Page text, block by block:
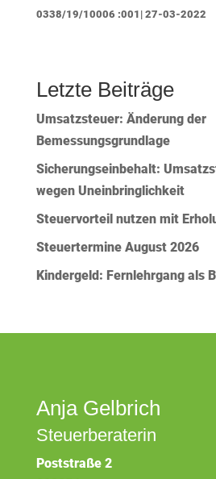
0338/19/10006 :001| 27-03-2022
Letzte Beiträge
Umsatzsteuer: Änderung der
Bemessungsgrundlage
Sicherungseinbehalt:
wegen Uneinbringlichkeit
Steuervorteil nutzen mit
Steuertermine August 2026
Kindergeld: Fernlehrgang als
Anja Gelbrich
Steuerberaterin
Poststraße 2